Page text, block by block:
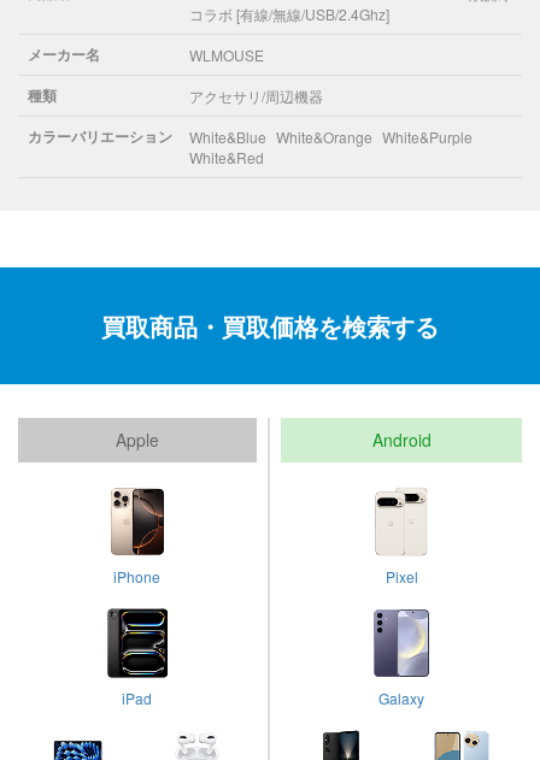
コラボ [有線/無線/USB/2.4Ghz]
メーカー名 WLMOUSE
種類 アクセサリ/周辺機器
カラーバリエーション White&Blue White&Orange White&Purple
White&Red
買取商品・買取価格を検索する
Apple
iPhone
iPad
Android
Pixel
Galaxy